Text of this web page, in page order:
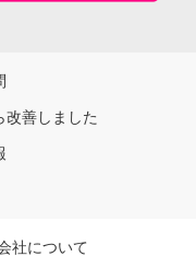
改善しました
社について